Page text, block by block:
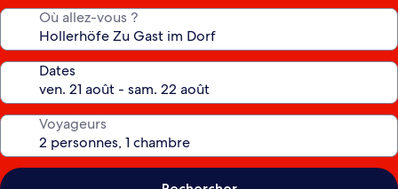
Où allez-vous ?
Dates
Voyageurs